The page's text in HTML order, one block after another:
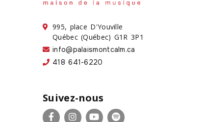
995, place D'Youville
Québec (Québec) G1R 3P1
info@palaismontcalm.ca
418 641-6220
Suivez-nous
FacebookInstagram
YouTubeSpotify